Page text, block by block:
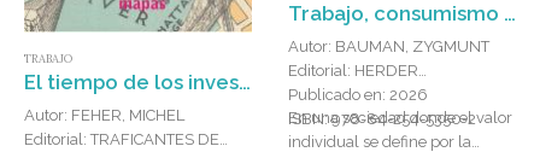
TRABAJO
El tiempo de los investidos : Ensayo sobre la nueva cuestión social
Autor: FEHER, MICHEL
Editorial: TRAFICANTES DE
Trabajo, consumismo y nuevos pobres
Autor: BAUMAN, ZYGMUNT
Editorial: HERDER
Publicado en: 2026
ISBN: 978-84-254-5350-2
En una sociedad donde el valor
individual se define por la